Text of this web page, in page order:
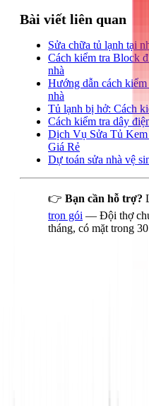
Bài viết liên quan
Sửa chữa tủ lạnh tại
Cách kiểm tra Block
nhà
Hướng dẫn cách
nhà
Tủ lạnh bị hở: Cách
Cách kiểm tra dây
Dịch Vụ Sửa Tủ
Giá Rẻ
Dự toán sửa nhà vệ
👉 Bạn cần hỗ trợ?
trọn gói — Đội thợ
tháng, có mặt trong